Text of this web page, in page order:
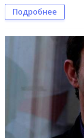
Подробнее